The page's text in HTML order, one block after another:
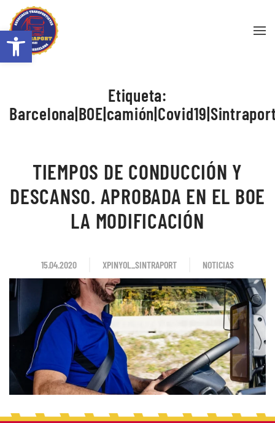
Abrir barra de herramientas
Skip to main content
Etiqueta:
TIEMPOS DE CONDUCCIÓN Y
DESCANSO. APROBADA EN EL BOE
LA MODIFICACIÓN
15.04.2020 XPINYOL_SINTRAPORT NOTICIAS